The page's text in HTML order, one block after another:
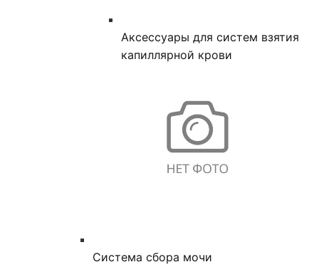
Аксессуары для систем взятия
капиллярной крови
Система сбора мочи